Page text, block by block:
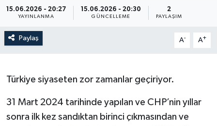
15.06.2026 - 20:27
YAYINLANMA
15.06.2026 - 20:30
GÜNCELLEME
2
PAYLAŞIM
Paylaş A- A+
Türkiye siyaseten zor zamanlar geçiriyor.
31 Mart 2024 tarihinde yapılan ve CHP’nin yıllar
sonra ilk kez sandıktan birinci çıkmasından ve